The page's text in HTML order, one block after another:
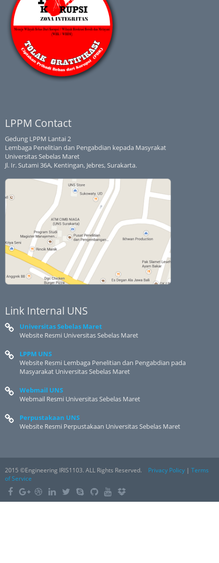
LPPM Contact
Gedung LPPM Lantai 2
Lembaga Penelitian dan Pengabdian kepada Masyrakat
Universitas Sebelas Maret
Jl. Ir. Sutami 36A, Kentingan, Jebres, Surakarta.
Link Internal UNS
Universitas Sebelas Maret
Website Resmi Universitas Sebelas Maret
LPPM UNS
Website Resmi Lembaga Penelitian dan Pengabdian pada
Masyarakat Universitas Sebelas Maret
Webmail UNS
Webmail Resmi Universitas Sebelas Maret
Perpustakaan UNS
Website Resmi Perpustakaan Universitas Sebelas Maret
2015 ©Engineering IRIS1103. ALL Rights Reserved. Privacy Policy | Terms
of Service